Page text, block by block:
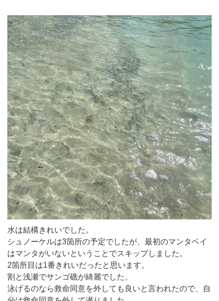
水は結構きれいでした。
シュノーケルは3箇所の予定でしたが、最初のマンタベイ
はマンタがいないということでスキップしました。
2箇所目は1番きれいだったと思います。
割と浅瀬でサンゴ礁が綺麗でした。
泳げるのなら救命同意を外しても良いと言われたので、自